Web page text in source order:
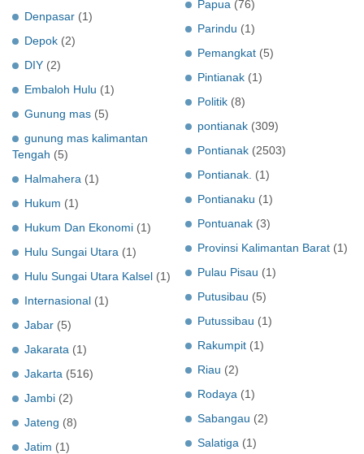
Denpasar (1)
Depok (2)
DIY (2)
Embaloh Hulu (1)
Gunung mas (5)
gunung mas kalimantan
Tengah (5)
Halmahera (1)
Hukum (1)
Hukum Dan Ekonomi (1)
Hulu Sungai Utara (1)
Hulu Sungai Utara Kalsel (1)
Internasional (1)
Jabar (5)
Jakarata (1)
Jakarta (516)
Jambi (2)
Jateng (8)
Jatim (1)
Papua (76)
Parindu (1)
Pemangkat (5)
Pintianak (1)
Politik (8)
pontianak (309)
Pontianak (2503)
Pontianak. (1)
Pontianaku (1)
Pontuanak (3)
Provinsi Kalimantan Barat (1)
Pulau Pisau (1)
Putusibau (5)
Putussibau (1)
Rakumpit (1)
Riau (2)
Rodaya (1)
Sabangau (2)
Salatiga (1)